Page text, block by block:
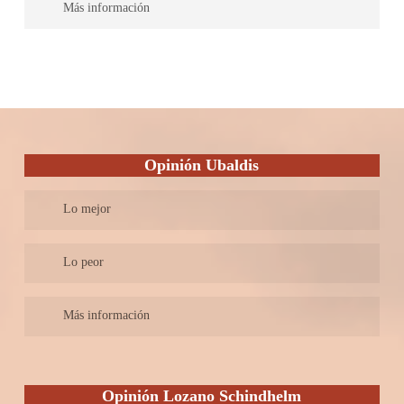
Más información
han llevado a cabo hasta ahora, y sus valores son la integridad,
Opinión Ubaldis
Lo mejor
Lo peor
Más información
Opinión Lozano Schindhelm